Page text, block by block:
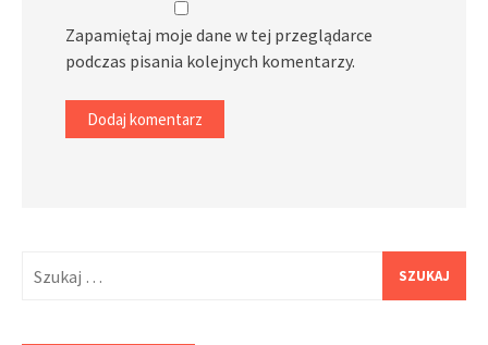
Zapamiętaj moje dane w tej przeglądarce
podczas pisania kolejnych komentarzy.